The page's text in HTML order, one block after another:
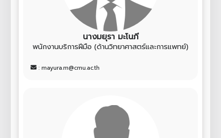
นางมยุรา มะโนภี
พนักงานบริการฝีมือ (ด้านวิทยาศาสตร์และการแพทย์)
: mayura.m@cmu.ac.th